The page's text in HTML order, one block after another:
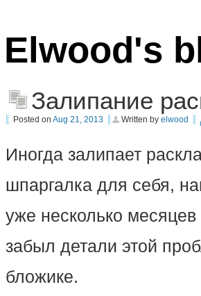
Elwood's
Залипание
Posted on Aug 21, 2013 Written by elwood
Иногда залипает
шпаргалка для себя,
уже несколько
забыл детали этой
бложике.